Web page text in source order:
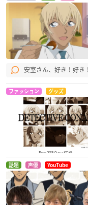
ドラゴンボール 魔神
城のねむり姫
ヤムチャ
巨人の星 宿命の対決
星飛雄馬
安室さん、好き！好き
ファッション グッズ
話題 声優 YouTube